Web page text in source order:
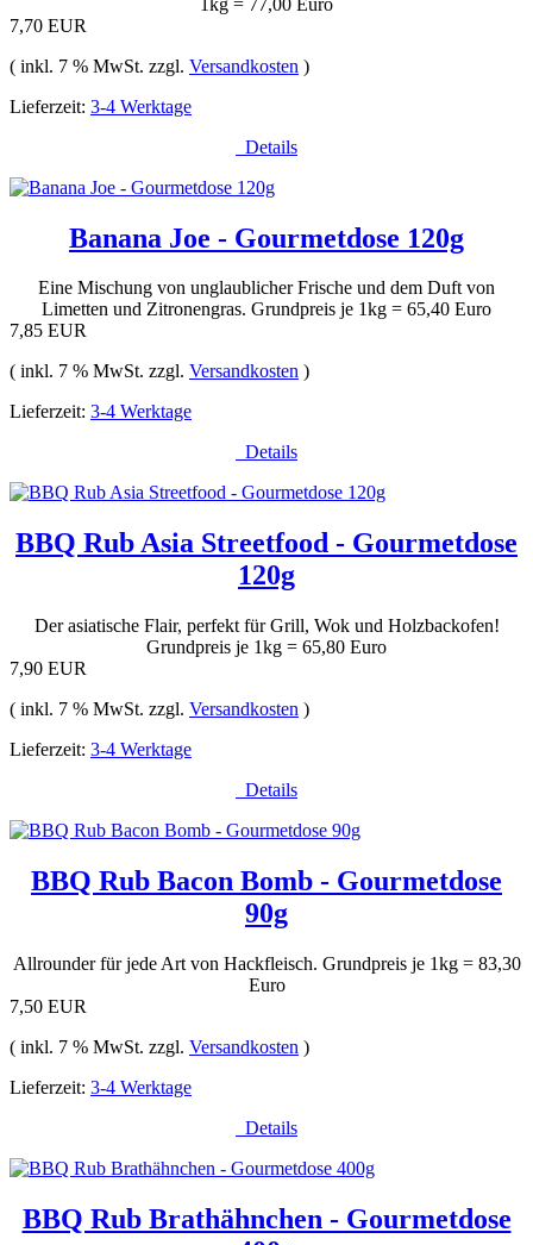
7,70 EUR
( inkl. 7 % MwSt. zzgl. Versandkosten )
Lieferzeit: 3-4 Werktage
Details
Banana Joe - Gourmetdose 120g
Eine Mischung von unglaublicher Frische und dem Duft von
Limetten und Zitronengras. Grundpreis je 1kg = 65,40 Euro
7,85 EUR
( inkl. 7 % MwSt. zzgl. Versandkosten )
Lieferzeit: 3-4 Werktage
Details
BBQ Rub Asia Streetfood - Gourmetdose
120g
Der asiatische Flair, perfekt für Grill, Wok und Holzbackofen!
Grundpreis je 1kg = 65,80 Euro
7,90 EUR
( inkl. 7 % MwSt. zzgl. Versandkosten )
Lieferzeit: 3-4 Werktage
Details
BBQ Rub Bacon Bomb - Gourmetdose
90g
Allrounder für jede Art von Hackfleisch. Grundpreis je 1kg = 83,30
Euro
7,50 EUR
( inkl. 7 % MwSt. zzgl. Versandkosten )
Lieferzeit: 3-4 Werktage
Details
BBQ Rub Brathähnchen - Gourmetdose